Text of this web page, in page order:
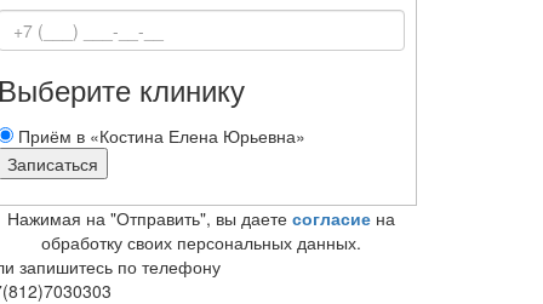
клинику
Приём в «Костина Елена Юрьевна»
Нажимая на "Отправить", вы даете согласие на
обработку своих персональных данных.
запишитесь по телефону